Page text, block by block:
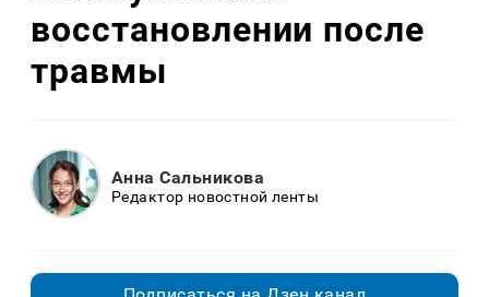
восстановлении после
травмы
Анна Сальникова
Редактор новостной ленты